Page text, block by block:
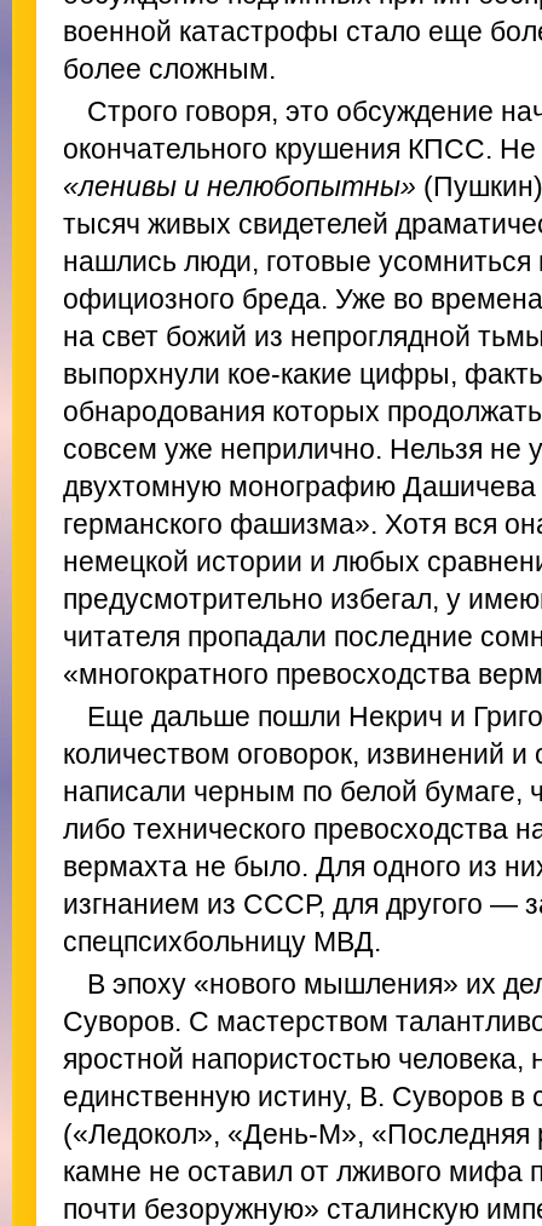
военной катастрофы стало еще
более сложным.
Строго говоря, это обсуждение
окончательного крушения КПСС.
«ленивы и нелюбопытны»
тысяч живых свидетелей
нашлись люди, готовые усомниться
официозного бреда. Уже во
на свет божий из непроглядной
выпорхнули кое-какие цифры,
обнародования которых
совсем уже неприлично. Нельзя не
двухтомную монографию Дашичева
германского фашизма». Хотя вся
немецкой истории и любых
предусмотрительно избегал, у
читателя пропадали последние
«многократного превосходства
Еще дальше пошли Некрич и
количеством оговорок, извинений
написали черным по белой бумаге,
либо технического превосходства
вермахта не было. Для одного из
изгнанием из СССР, для другого —
спецпсихбольницу МВД.
В эпоху «нового мышления» их
Суворов. С мастерством
яростной напористостью
единственную истину, В. Суворов в
(«Ледокол», «День-М», «Последняя
камне не оставил от лживого мифа
почти безоружную» сталинскую